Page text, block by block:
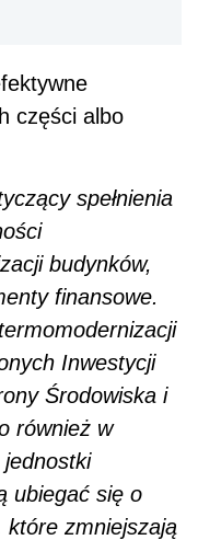
części albo
spełnienia
budynków,
finansowe.
Inwestycji
Środowiska i
również w
ubiegać się o
które zmniejszają